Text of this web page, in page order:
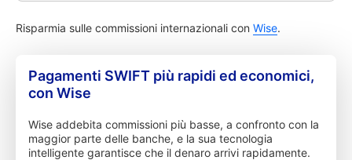
Risparmia sulle commissioni internazionali con Wise.
Pagamenti SWIFT più rapidi ed economici,
con Wise
Wise addebita commissioni più basse, a confronto con la
maggior parte delle banche, e la sua tecnologia
intelligente garantisce che il denaro arrivi rapidamente.